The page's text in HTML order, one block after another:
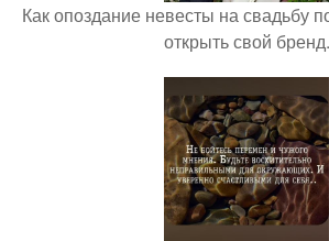
Как опоздание невесты на свадьбу
открыть свой бренд.